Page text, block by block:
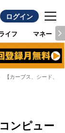
ログイン
イフ マネー
【カーブス、シード、
ンピュー